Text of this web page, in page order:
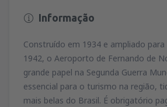
Informação
Construído em 1934 e ampliado
1942, o Aeroporto de Fernando de
grande papel na Segunda Guerra
essencial para o turismo na região,
mais belas do Brasil. É obrigatório